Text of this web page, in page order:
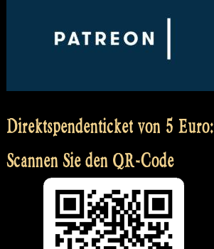
Direktspendenticket von 5 Euro:
Scannen Sie den QR-Code